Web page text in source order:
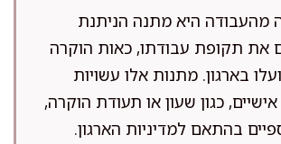
מהעבודה היא מתנה הניתנת
את תקופת עבודתו, כאות הוקרה
בארגון. מתנות אלו עשויות
כגון שעון או תעודת הוקרה,
בהתאם למדיניות הארגון.